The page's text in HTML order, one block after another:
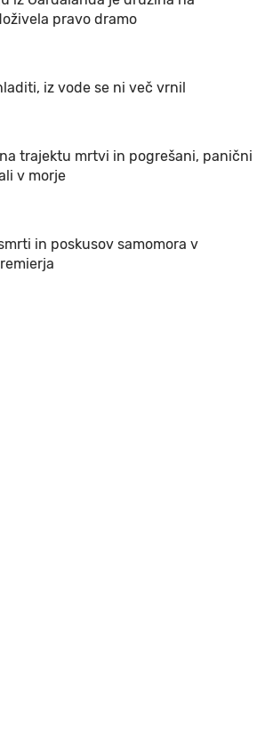
pravo dramo
iz vode se ni več vrnil
trajektu mrtvi in pogrešani, panični
v morje
in poskusov samomora v